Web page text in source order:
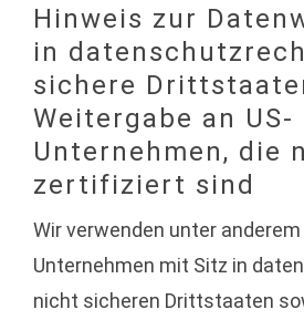
Hinweis zur
in
sichere
Weitergabe an US-
Unternehmen, die
zertifiziert sind
Wir verwenden unter
Unternehmen mit Sitz in
nicht sicheren Drittstaaten